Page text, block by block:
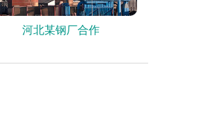
河北某钢厂合作